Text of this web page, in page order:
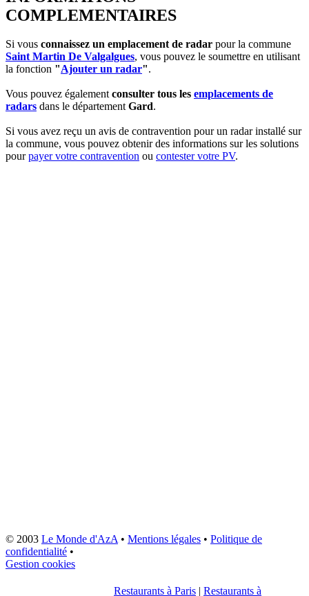
COMPLEMENTAIRES
Si vous connaissez un emplacement de radar pour la commune
Saint Martin De Valgalgues, vous pouvez le soumettre en utilisant
la fonction "Ajouter un radar".
Vous pouvez égalementconsulter tous les emplacements de
radars dans le départementGard.
Si vous avez reçu un avis de contravention pour un radar installé sur
la commune, vous pouvez obtenir des informations sur les solutions
pourpayer votre contravention ou contester votre PV.
© 2003 Le Monde d'AzA• Mentions légales • Politique de
confidentialité •
Gestion cookies
Restaurants à Paris | Restaurants à